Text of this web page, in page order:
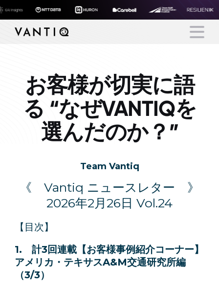
Platform
Solutions
Partners
Resources
Language
お客様が切実に語
る “なぜVANTIQを
選んだのか？”
Team Vantiq
《 Vantiq ニュースレター 》
2026年2月26日 Vol.24
【目次】
1. 計3回連載【お客様事例紹介コーナー】
アメリカ・テキサスA&M交通研究所編
（3/3）